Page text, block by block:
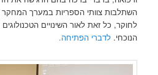
השתלבות צוותי הספריות במערך
לחוקר, כל זאת לאור השינויים
הנוכחי.לדברי הפתיחה.